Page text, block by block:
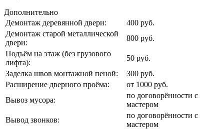
Дополнительно
Демонтаж деревянной двери:
400 руб.
Демонтаж старой металлической
двери:
800 руб.
Подъём на этаж (без грузового
лифта):
50 руб.
Заделка швов монтажной пеной:
300 руб.
Расширение дверного проёма:
от 1000 руб.
Вывоз мусора:
по договорённости с
мастером
Вывод звонков:
по договорённости с
мастером